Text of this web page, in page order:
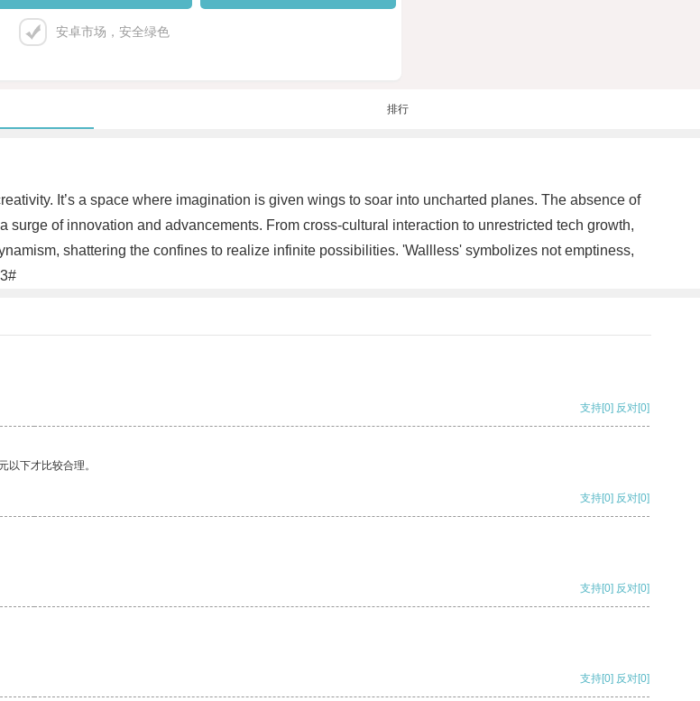
安卓市场，安全绿色
排行
It’s a space where imagination is given wings to soar into uncharted planes. The absence of
of innovation and advancements. From cross-cultural interaction to unrestricted tech growth,
shattering the confines to realize infinite possibilities. 'Wallless' symbolizes not emptiness,
支持[0] 反对[0]
下才比较合理。
支持[0] 反对[0]
支持[0] 反对[0]
支持[0] 反对[0]